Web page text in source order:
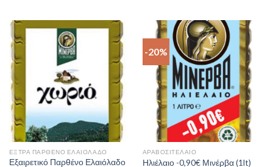
ΈΞΤΡΑ ΠΑΡΘΈΝΟ ΕΛΑΙΌΛΑΔΟ
Εξαιρετικό Παρθένο Ελαιόλαδο
-20%
ΑΡΑΒΟΣΙΤΈΛΑΙΟ
Ηλιέλαιο -0,90€ Μινέρβα (1lt)